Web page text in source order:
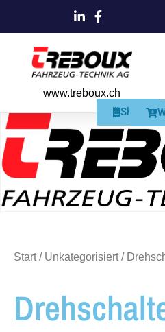
www.treboux.ch
Shop
Start/ Unkategorisiert/